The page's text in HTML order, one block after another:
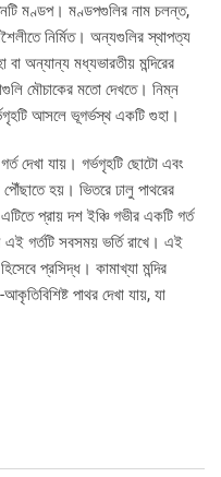
মণ্ডপ। মণ্ডপগুলির নাম চলন্ত,
নির্মিত। অন্যগুলির স্থাপত্য
অন্যান্য মধ্যভারতীয় মন্দিরের
মৌচাকের মতো দেখতে। নিম্ন
আসলে ভূগর্ভস্থ একটি গুহা।
দেখা যায়। গর্ভগৃহটি ছোটো এবং
হয়। ভিতরে ঢালু পাথরের
প্রায় দশ ইঞ্চি গভীর একটি গর্ত
এই গর্তটি সবসময় ভর্তি রাখে। এই
প্রসিদ্ধ। কামাখ্যা মন্দির
পাথর দেখা যায়, যা